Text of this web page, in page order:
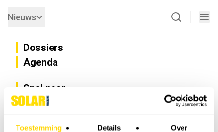
Toestemming Details Over
Nieuws
Dossiers
Agenda
Snel naar
Privacy
Nieuwsbrief